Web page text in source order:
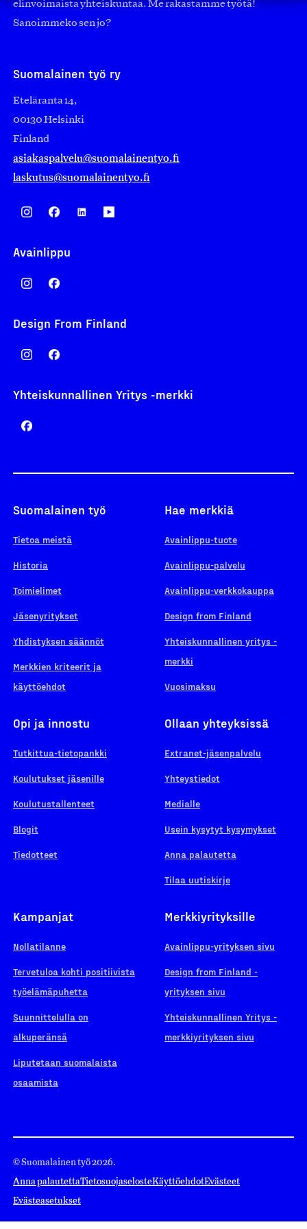
elinvoimaista yhteiskuntaa. Me rakastamme työtä!
Sanoimmeko sen jo?
Suomalainen työ ry
Eteläranta 14,
00130 Helsinki
Finland
asiakaspalvelu@suomalainentyo.fi
laskutus@suomalainentyo.fi
Avainlippu
Design From Finland
Yhteiskunnallinen Yritys -merkki
Suomalainen työ
Tietoa meistä
Historia
Toimielimet
Jäsenyritykset
Yhdistyksen säännöt
Merkkien kriteerit ja
käyttöehdot
Hae merkkiä
Avainlippu-tuote
Avainlippu-palvelu
Avainlippu-verkkokauppa
Design from Finland
Yhteiskunnallinen yritys -
merkki
Vuosimaksu
Opi ja innostu
Tutkittua-tietopankki
Koulutukset jäsenille
Koulutustallenteet
Blogit
Tiedotteet
Ollaan yhteyksissä
Extranet-jäsenpalvelu
Yhteystiedot
Medialle
Usein kysytyt kysymykset
Anna palautetta
Tilaa uutiskirje
Kampanjat
Nollatilanne
Tervetuloa kohti positiivista
työelämäpuhetta
Suunnittelulla on
alkuperänsä
Liputetaan suomalaista
osaamista
Merkkiyrityksille
Avainlippu-yrityksen sivu
Design from Finland -
yrityksen sivu
Yhteiskunnallinen Yritys -
merkkiyrityksen sivu
© Suomalainen työ 2026.
Anna palautettaTietosuojaselosteKäyttöehdotEvästeet
Evästeasetukset